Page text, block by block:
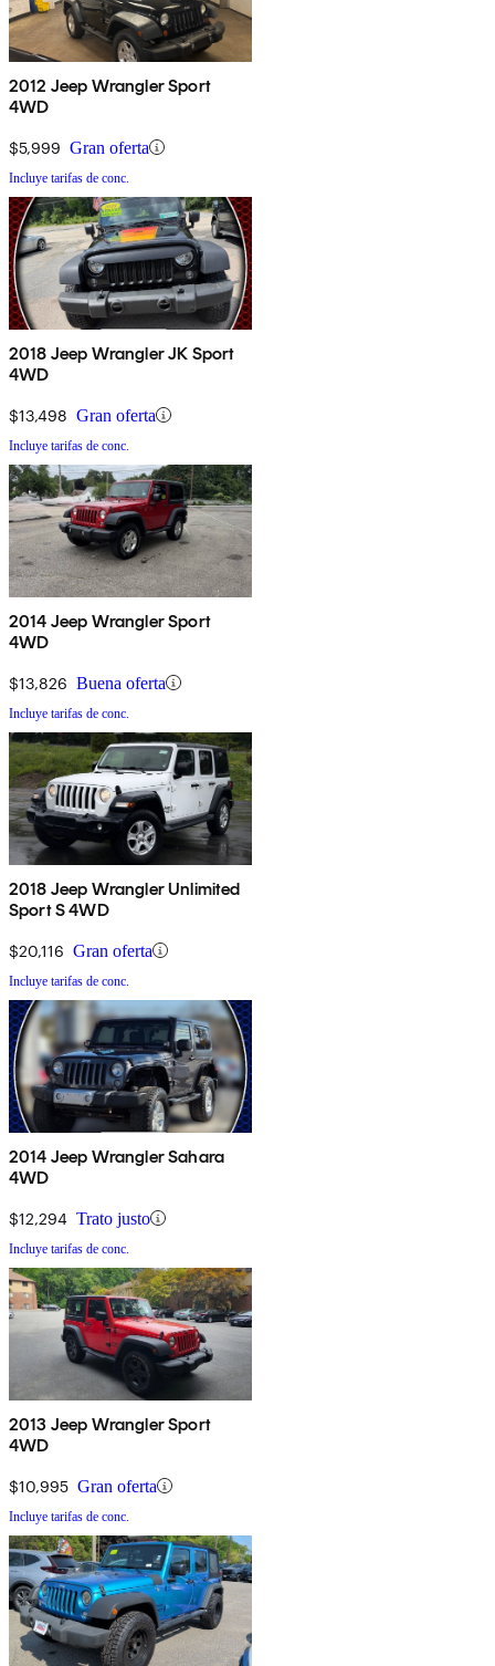
2012 Jeep Wrangler Sport
4WD
$5,999 Gran oferta
Incluye tarifas de conc.
2018 Jeep Wrangler JK Sport
4WD
$13,498 Gran oferta
Incluye tarifas de conc.
2014 Jeep Wrangler Sport
4WD
$13,826 Buena oferta
Incluye tarifas de conc.
2018 Jeep Wrangler Unlimited
Sport S 4WD
$20,116 Gran oferta
Incluye tarifas de conc.
2014 Jeep Wrangler Sahara
4WD
$12,294 Trato justo
Incluye tarifas de conc.
2013 Jeep Wrangler Sport
4WD
$10,995 Gran oferta
Incluye tarifas de conc.